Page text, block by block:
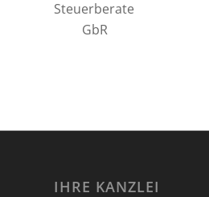
IHRE KANZLEI